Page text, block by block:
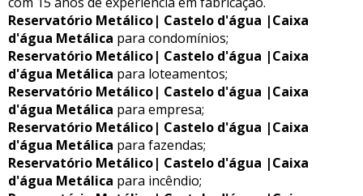
Reservatório Metálico| Castelo d'água |Caixa
d'água Metálica para condomínios;
Reservatório Metálico| Castelo d'água |Caixa
d'água Metálica para loteamentos;
Reservatório Metálico| Castelo d'água |Caixa
d'água Metálica para empresa;
Reservatório Metálico| Castelo d'água |Caixa
d'água Metálica para fazendas;
Reservatório Metálico| Castelo d'água |Caixa
d'água Metálica para incêndio;